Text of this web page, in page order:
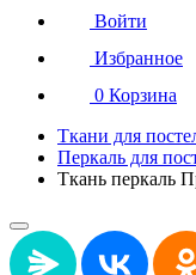
Войти
Избранное
0 Корзина
Ткани для
Перкаль для
Ткань перкаль